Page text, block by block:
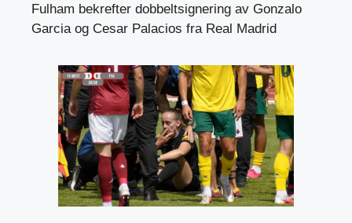
Fulham bekrefter dobbeltsignering av Gonzalo
Garcia og Cesar Palacios fra Real Madrid